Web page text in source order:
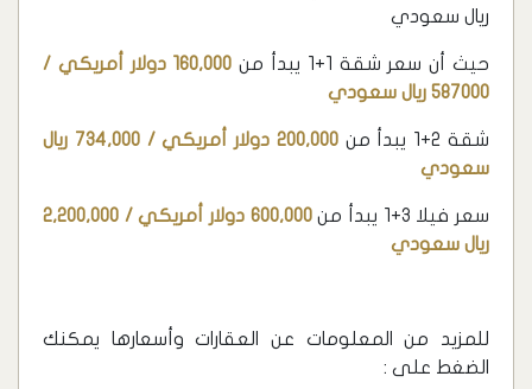
ريال سعودي
حيث أن سعر شقة 1+1 يبدأ من
160,000 دولار أمريكي /
587000 ريال سعودي
شقة 2+1 يبدأ من
200,000 دولار أمريكي / 734,000 ريال
سعودي
سعر فيلا 3+1 يبدأ من
600,000 دولار أمريكي / 2,200,000
ريال سعودي
للمزيد من المعلومات عن العقارات وأسعارها يمكنك
الضغط على :